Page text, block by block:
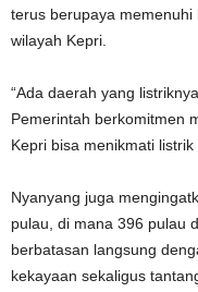
terus berupaya
wilayah Kepri.
“Ada daerah yang
Pemerintah berkomitmen
Kepri bisa menikmati
Nyanyang juga
pulau, di mana 396 pulau
berbatasan langsung
kekayaan sekaligus